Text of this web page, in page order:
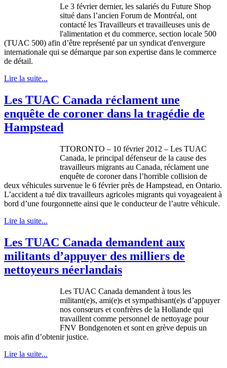
Le 3 févrierdernier, les salariés du Future Shop
situé dans l’ancien Forum de Montréal, ont
contacté les Travailleurs et travailleuses unis de
l'alimentation et du commerce, section locale 500
(TUAC 500) afin d’être représenté par un syndicat d'envergure
internationale qui se démarque par son expertise dans le commerce
de détail.
Lire la suite...
Les TUAC Canada réclament une
enquête de coroner dans la tragédie de
Hampstead
TTORONTO – 10 février 2012 – Les TUAC
Canada, le principal défenseur de la cause des
travailleurs migrants au Canada, réclament une
enquête de coroner dans l’horrible collision de
deux véhicules survenue le 6 février près de Hampstead, en Ontario.
L’accident a tué dix travailleurs agricoles migrants qui voyageaient à
bord d’une fourgonnette ainsi que le conducteur de l’autre véhicule.
Lire la suite...
Les TUAC Canada demandent aux
militants d’appuyer des milliers de
nettoyeurs néerlandais
Les TUAC Canada demandent à tous les
militant(e)s, ami(e)s et sympathisant(e)s d’appuyer
nos consœurs et confrères de la Hollande qui
travaillent comme personnel de nettoyage pour
FNV Bondgenoten et sont en grève depuis un
mois afin d’obtenirjustice.
Lire la suite...